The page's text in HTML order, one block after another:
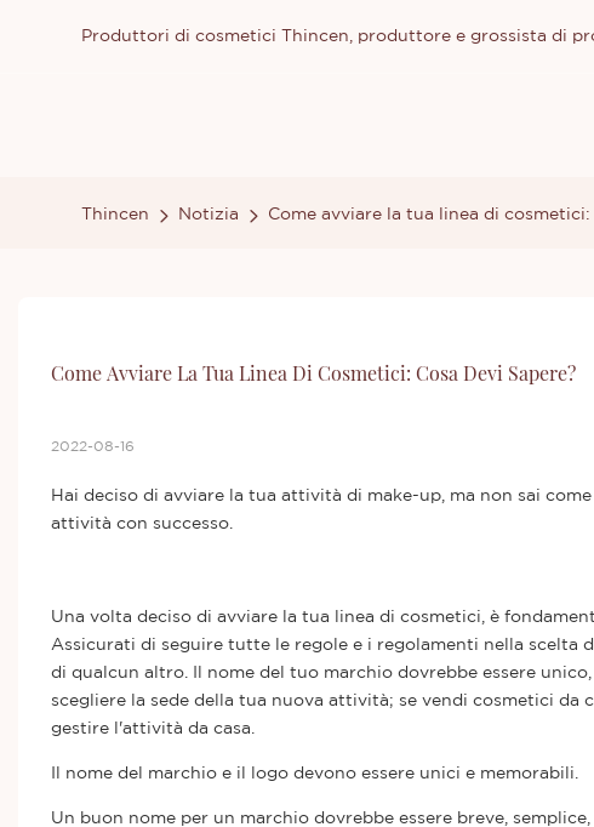
Produttori di cosmetici Thincen, produttore e grossista di
Thincen Notizia Come avviare la tua linea di cosmetici:
Come Avviare La Tua Linea Di Cosmetici: Cosa Devi Sapere?
2022-08-16
Hai deciso di avviare la tua attività di make-up, ma non sai
attività con successo.
Una volta deciso di avviare la tua linea di cosmetici, è
Assicurati di seguire tutte le regole e i regolamenti nella scelta
di qualcun altro. Il nome del tuo marchio dovrebbe essere
scegliere la sede della tua nuova attività; se vendi cosmetici da
gestire l'attività da casa.
Il nome del marchio e il logo devono essere unici e memorabili.
Un buon nome per un marchio dovrebbe essere breve,